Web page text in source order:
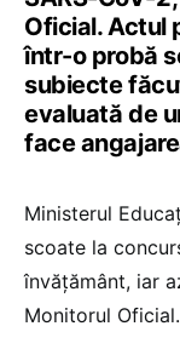
Oficial. Actul
într-o probă
subiecte
evaluată de
face
Ministerul
scoate la
învățământ, iar
Monitorul Oficial.